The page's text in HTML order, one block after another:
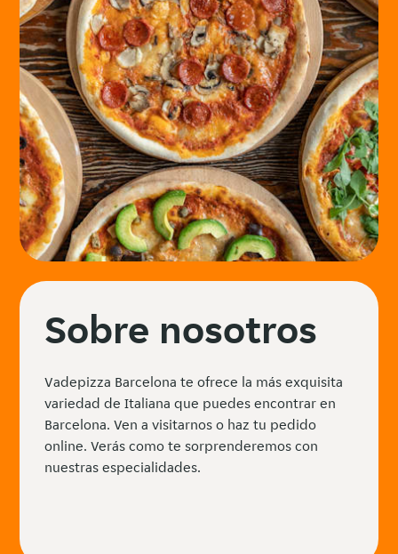
Sobre nosotros
Vadepizza Barcelona te ofrece la más exquisita
variedad de Italiana que puedes encontrar en
Barcelona. Ven a visitarnos o haz tu pedido
online. Verás como te sorprenderemos con
nuestras especialidades.